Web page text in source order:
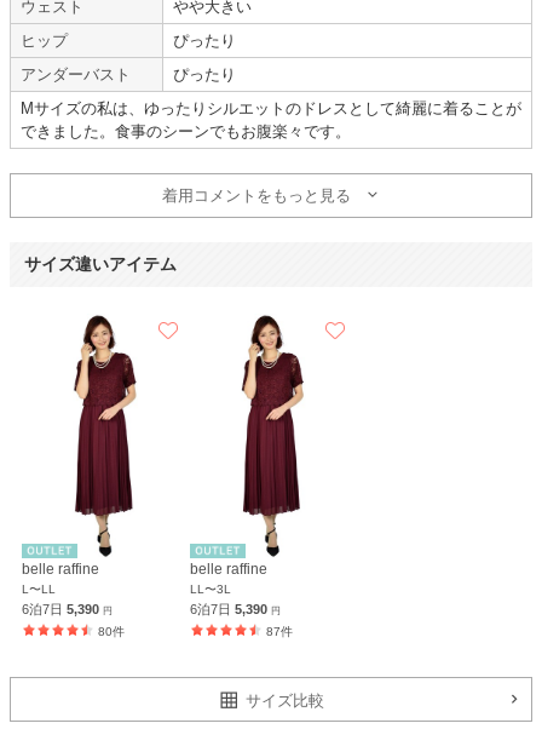
丈 : くるぶし
【一緒に注文した商品】
VIWOMINA
ウェスト
やや大きい
ヒップ
ぴったり
アンダーバスト
ぴったり
Mサイズの私は、ゆったりシルエットのドレスとして綺麗に着ることが
できました。食事のシーンでもお腹楽々です。
着用コメントをもっと見る
サイズ違いアイテム
belle raffine
L〜LL
6泊7日 5,390 円
80件
belle raffine
LL〜3L
6泊7日 5,390 円
87件
サイズ比較